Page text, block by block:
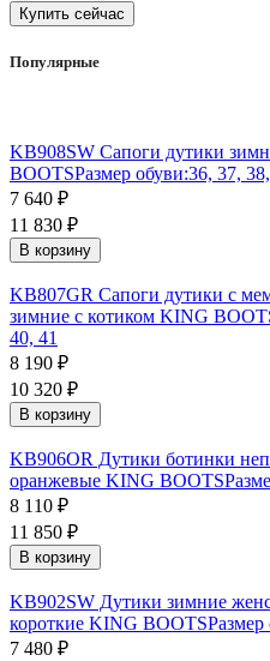
Купить сейчас
Популярные
KB908SW Сапоги дутики
BOOTSРазмер обуви:36, 37,
7 640 ₽
11 830 ₽
В корзину
KB807GR Сапоги дутики c
зимние с котиком KING
40, 41
8 190 ₽
10 320 ₽
В корзину
KB906OR Дутики ботинки
оранжевые KING BOOTS
8 110 ₽
11 850 ₽
В корзину
KB902SW Дутики зимние
короткие KING BOOTSРазмер
7 480 ₽